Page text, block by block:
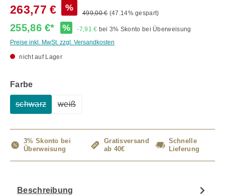
263,77 € %
499,00 € (47.14% gespart)
255,86 €* % -7,91 € bei 3% Skonto bei Überweisung
Preise inkl. MwSt. zzgl. Versandkosten
nicht auf Lager
Farbeauswählen
schwarz weiß
3% Skonto bei
Überweisung
Gratisversand
ab 40€
Schnelle
Lieferung
Beschreibung